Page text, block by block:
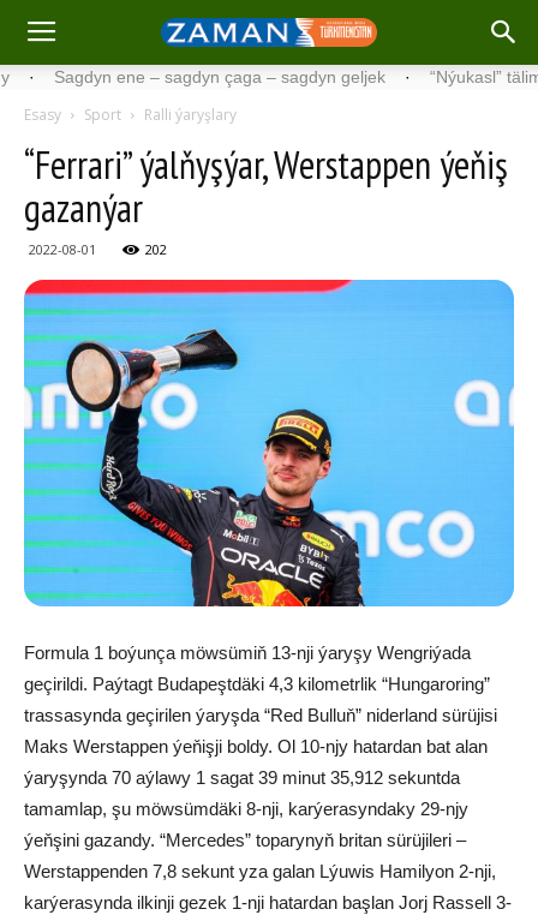
ene – sagdyn çaga – sagdyn geljek · “Nýukasl” tälimçisini
Esasy Sport Ralli ýaryşlary
“Ferrari” ýalňyşýar, Werstappen ýeňiş
gazanýar
2022-08-01 202
Formula 1 boýunça möwsümiň 13-nji ýaryşy Wengriýada
geçirildi. Paýtagt Budapeştdäki 4,3 kilometrlik “Hungaroring”
trassasynda geçirilen ýaryşda “Red Bulluň” niderland sürüjisi
Maks Werstappen ýeňişji boldy. Ol 10-njy hatardan bat alan
ýaryşynda 70 aýlawy 1 sagat 39 minut 35,912 sekuntda
tamamlap, şu möwsümdäki 8-nji, karýerasyndaky 29-njy
ýeňşini gazandy. “Mercedes” toparynyň britan sürüjileri –
Werstappenden 7,8 sekunt yza galan Lýuwis Hamilyon 2-nji,
karýerasynda ilkinji gezek 1-nji hatardan başlan Jorj Rassell 3-